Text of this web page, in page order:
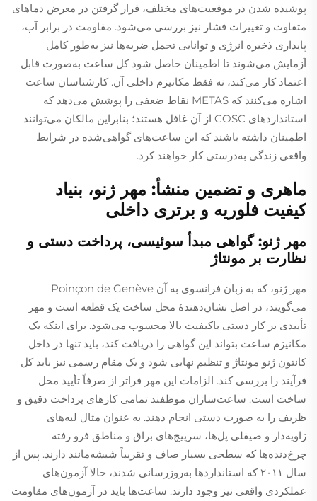
پوشیده شدن در موقعیت‌های مختلف، قرار گرفتن در معرض دماهای
متفاوت و تغییرات فشار نیز بررسی می‌شود. مقاومت در برابر آب،
پایداری ذخیره انرژی و توانایی تحمل ضربه‌ها نیز به‌طور کامل
آزمایش می‌شوند تا اطمینان حاصل شود کل ساعت به‌صورت قابل
اعتماد کار می‌کند، نه فقط مکانیزم داخلی آن. کارشناسان ساعت
اشاره می‌کنند که METAS نقاط ضعفی را پوشش می‌دهد که
استانداردهای COSC از آن غافل هستند؛ بنابراین مالکان می‌توانند
اطمینان داشته باشند که این ساعت‌های گواهی‌شده در شرایط
واقعی زندگی به‌درستی کار خواهند کرد.
ماهری و تضمین منشأ: مهر ژنو، بنیاد
کیفیت فلوریه و برتری داخلی
مهر ژنو: گواهی مبدأ سوئیسی، پرداخت دستی و
نظارت بر مونتاژ
مهر ژنو، که به زبان فرانسوی به آن Poinçon de Genève
می‌گویند، در اصل نشان‌دهندهٔ محل ساخت یک قطعه است و مهر
تأییدی بر کار دستی باکیفیت بالا محسوب می‌شود. برای اینکه یک
مکانیزم ساعت بتواند این گواهی را دریافت کند، باید تنها در داخل
کانتون ژنو مونتاژ و تنظیم نهایی شود و یک مقام رسمی نیز باید کل
فرآیند را بررسی کند. الزامات این مهر فراتر از صرفاً تأیید محل
ساخت است. ساعت‌سازان موظفند تمامی کارهای پرداخت دقیق و
ظریف را به صورت دستی انجام دهند. به عنوان مثال لبه‌های
زاویه‌دار و صیقلی پل‌ها، سرپیچ‌های براق و مناطق فرو رفته
چرخ‌دنده‌ها که سطحی بسیار صاف و تقریباً شیشه‌مانند دارند. پس از
سال ۲۰۱۱ که استانداردها به‌روزرسانی شدند، حالا آزمون‌های
عملکردی واقعی نیز وجود دارند. ساعت‌ها باید در آزمون‌های مقاومت